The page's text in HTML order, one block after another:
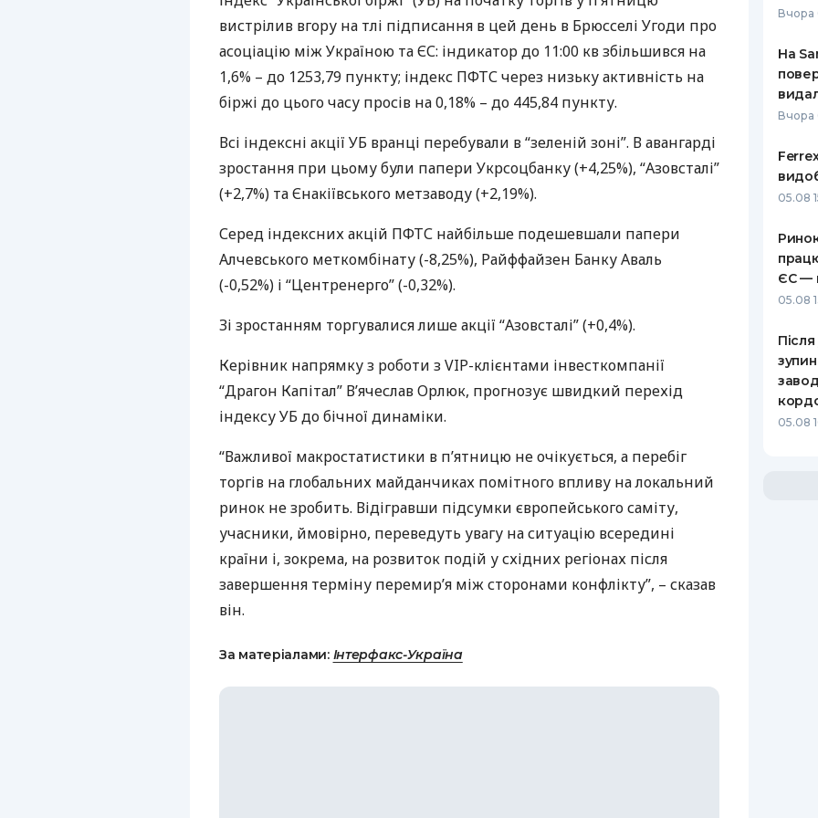
РЕЙТИНГ ДЕБЕТОВИХ
КАРТОК
ЩОМІСЯЧНИЙ ОГЛЯД
КЕШБЕКУ
ПУТІВНИКИ ПО
БАНКІВСЬКИХ КАРТКАХ
ВСІ
вистрілив вгору на тлі підписання в цей день в Брюсселі Угоди про
асоціацію між Україною та ЄС: індикатор до 11:00 кв збільшився на
1,6% – до 1253,79 пункту; індекс ПФТСчерез низьку активність на
біржі до цього часу просів на 0,18% – до 445,84 пункту.
Всі індексні акції УБ вранці перебували в “зеленій зоні”. В авангарді
зростання при цьому були папери Укрсоцбанку (+4,25%), “Азовсталі”
(+2,7%) та Єнакіївського метзаводу (+2,19%).
Серед індексних акцій ПФТС найбільше подешевшали папери
Алчевського меткомбінату (-8,25%), Райффайзен Банку Аваль
(-0,52%) і “Центренерго” (-0,32%).
Зі зростанням торгувалися лише акції “Азовсталі” (+0,4%).
Керівник напрямку з роботи з VIP-клієнтами інвесткомпанії
“Драгон Капітал” В’ячеслав Орлюк, прогнозує швидкий перехід
індексу УБ до бічної динаміки.
“Важливої макростатистики в п’ятницю не очікується, а перебіг
торгів на глобальних майданчиках помітного впливу на локальний
ринок не зробить. Відігравши підсумки європейського саміту,
учасники, ймовірно, переведуть увагу на ситуацію всередині
країни і, зокрема, на розвиток подій у східних регіонах після
завершення терміну перемир’я між сторонами конфлікту”, – сказав
він.
За матеріалами: Інтерфакс-Україна
Вчора
На
Вчора
05.08
ЄС —
05.08
05.08